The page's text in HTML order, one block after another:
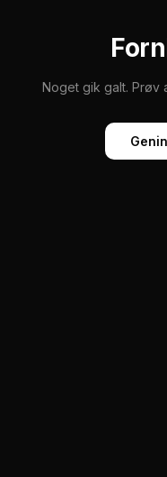
Noget gik galt. Prøv